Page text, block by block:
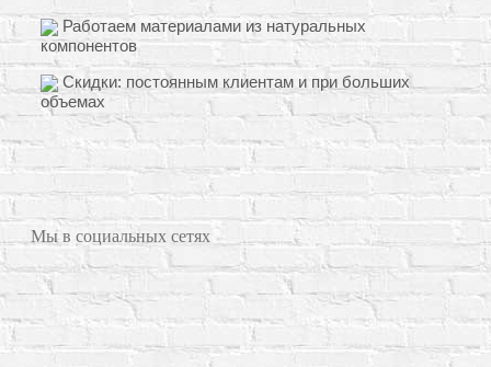
Работаем материалами из натуральных
компонентов
Скидки: постоянным клиентам и при больших
объемах
Мы в социальных сетях